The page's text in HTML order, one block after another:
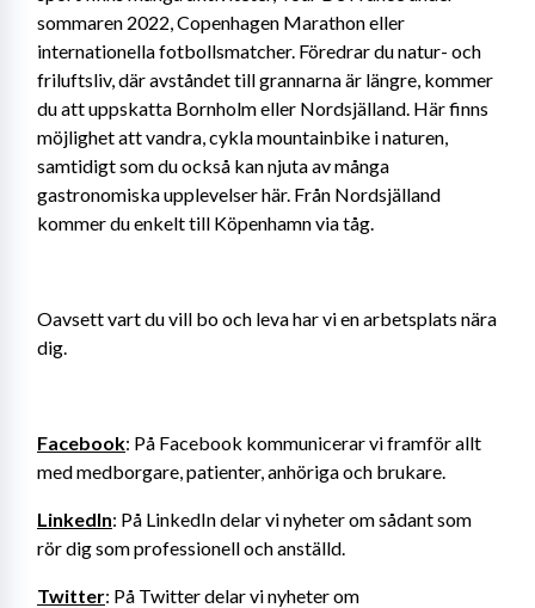
sommaren 2022, Copenhagen Marathon eller
internationella fotbollsmatcher. Föredrar du natur- och
friluftsliv, där avståndet till grannarna är längre, kommer
du att uppskatta Bornholm eller Nordsjälland. Här finns
möjlighet att vandra, cykla mountainbike i naturen,
samtidigt som du också kan njuta av många
gastronomiska upplevelser här. Från Nordsjälland
kommer du enkelt till Köpenhamn via tåg.
Oavsett vart du vill bo och leva har vi en arbetsplats nära
dig.
Facebook: På Facebook kommunicerar vi framför allt
med medborgare, patienter, anhöriga och brukare.
LinkedIn: På LinkedIn delar vi nyheter om sådant som
rör dig som professionell och anställd.
Twitter: På Twitter delar vi nyheter om